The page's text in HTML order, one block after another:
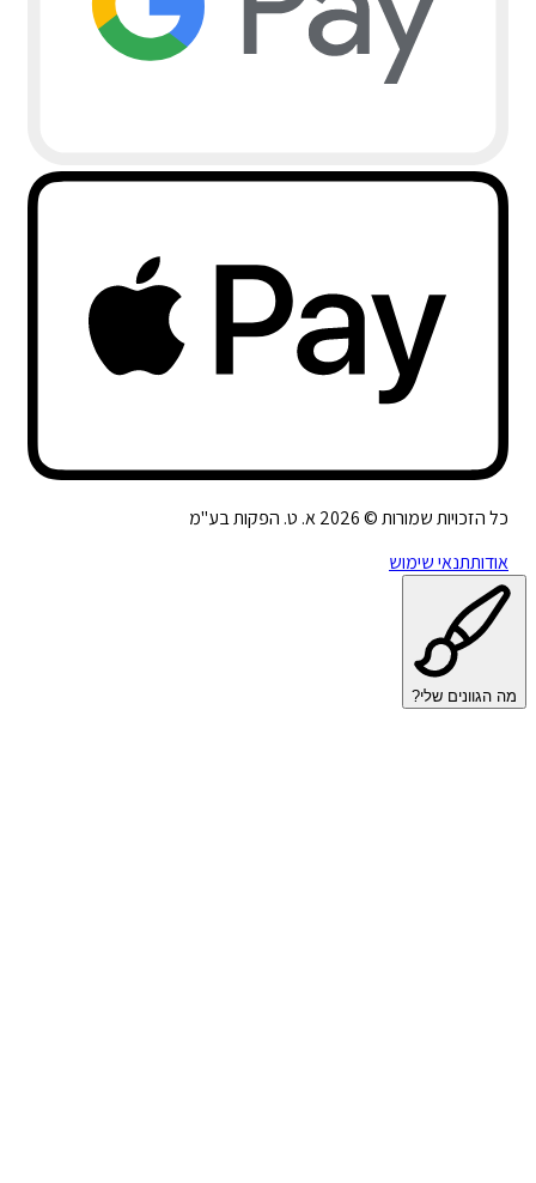
כל הזכויות שמורות ©2026א. ט. הפקות בע"מ
אודותתנאי שימוש
מה הגוונים שלי?